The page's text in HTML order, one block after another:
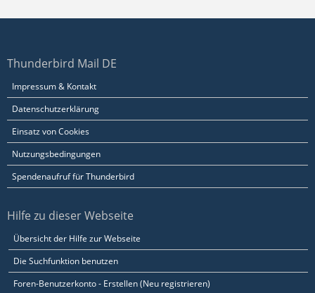
Thunderbird Mail DE
Impressum & Kontakt
Datenschutzerklärung
Einsatz von Cookies
Nutzungsbedingungen
Spendenaufruf für Thunderbird
Hilfe zu dieser Webseite
Übersicht der Hilfe zur Webseite
Die Suchfunktion benutzen
Foren-Benutzerkonto - Erstellen (Neu registrieren)